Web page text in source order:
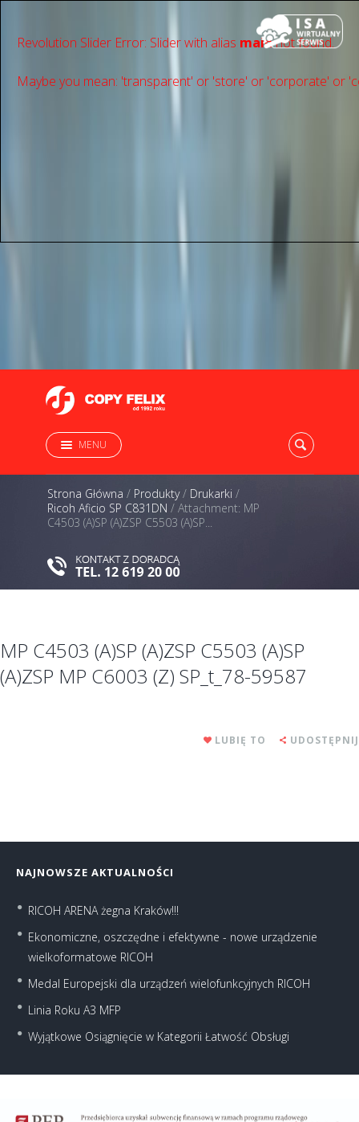
Revolution Slider Error: Slider with alias mainnot found.
Maybe you mean: 'transparent' or 'store' or 'сorporate' or
MENU
Strona Główna / Produkty/ Drukarki /
Ricoh Aficio SP C831DN / Attachment: MP
C4503 (A)SP (A)ZSP C5503 (A)SP...
MP C4503 (A)SP (A)ZSP C5503 (A)SP
(A)ZSP MP C6003 (Z) SP_t_78-59587
LUBIĘ TO UDOSTĘPNIJ
NAJNOWSZE AKTUALNOŚCI
RICOH ARENA żegna Kraków!!!
Ekonomiczne, oszczędne i efektywne - nowe urządzenie
wielkoformatowe RICOH
Medal Europejski dla urządzeń wielofunkcyjnych RICOH
Linia Roku A3 MFP
Wyjątkowe Osiągnięcie w Kategorii Łatwość Obsługi